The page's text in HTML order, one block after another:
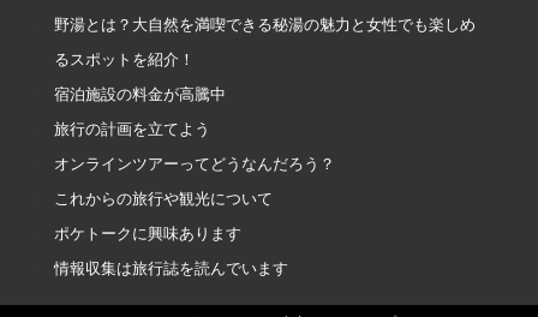
野湯とは？大自然を満喫できる秘湯の魅力と女性でも楽しめ
るスポットを紹介！
宿泊施設の料金が高騰中
旅行の計画を立てよう
オンラインツアーってどうなんだろう？
これからの旅行や観光について
ポケトークに興味あります
情報収集は旅行誌を読んでいます